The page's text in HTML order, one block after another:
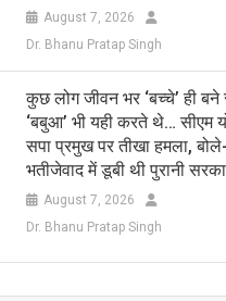
August 7, 2026
Dr. Bhanu Pratap Singh
कुछ लोग जीवन भर ‘बच्चे’ ही बने
‘बबुआ’ भी यही करते थे… सीएम
सपा प्रमुख पर तीखा हमला,
भतीजेवाद में डूबी थी पुरानी
August 7, 2026
Dr. Bhanu Pratap Singh